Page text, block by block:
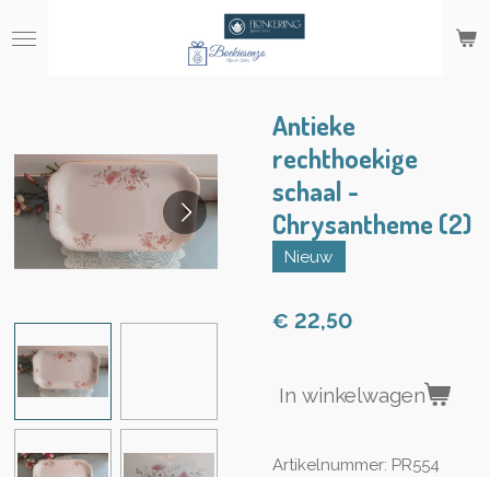
direct
Antieke
rechthoekige
schaal -
Chrysantheme (2)
Nieuw
€ 22,50
In winkelwagen
Artikelnummer: PR554